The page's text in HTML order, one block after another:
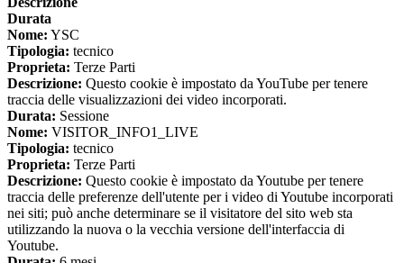
Durata
Nome: YSC
Tipologia: tecnico
Proprieta: Terze Parti
Descrizione: Questo cookie è impostato da YouTube per tenere
traccia delle visualizzazioni dei video incorporati.
Durata: Sessione
Nome: VISITOR_INFO1_LIVE
Tipologia: tecnico
Proprieta: Terze Parti
Descrizione: Questo cookie è impostato da Youtube per tenere
traccia delle preferenze dell'utente per i video di Youtube incorporati
nei siti; può anche determinare se il visitatore del sito web sta
utilizzando la nuova o la vecchia versione dell'interfaccia di
Youtube.